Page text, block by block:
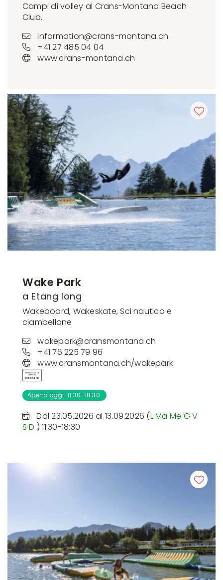
Campi di volley al Crans-Montana Beach
Club.
information@crans-montana.ch
+41 27 485 04 04
www.crans-montana.ch
Wake Park
a Etang long
Wakeboard, Wakeskate, Sci nautico e
ciambellone
wakepark@cransmontana.ch
+41 76 225 79 96
www.cransmontana.ch/wakepark
Aperto oggi 11:30-18:30
Dal 23.05.2026 al 13.09.2026 (LMa Me GV
SD ) 11:30-18:30